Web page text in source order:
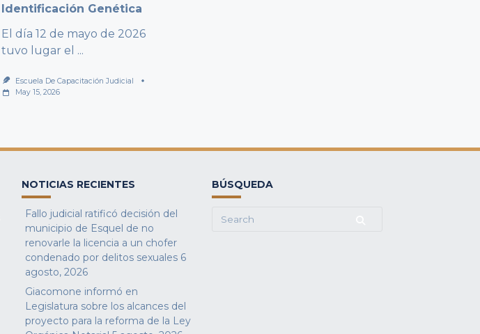
Identificación Genética
El día 12 de mayo de 2026
tuvo lugar el ...
Escuela De Capacitación Judicial
May 15, 2026
NOTICIAS RECIENTES
Fallo judicial ratificó decisión del
municipio de Esquel de no
renovarle la licencia a un chofer
condenado por delitos sexuales 6
agosto, 2026
Giacomone informó en
Legislatura sobre los alcances del
proyecto para la reforma de la Ley
BÚSQUEDA
Search